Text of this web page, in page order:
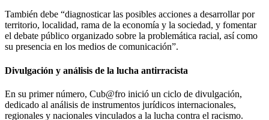
También debe “diagnosticar las posibles acciones a desarrollar por
territorio, localidad, rama de la economía y la sociedad, y fomentar
el debate público organizado sobre la problemática racial, así como
su presencia en los medios de comunicación”.
Divulgación y análisis de la lucha antirracista
En su primer número, Cub@fro inició un ciclo de divulgación,
dedicado al análisis de instrumentos jurídicos internacionales,
regionales y nacionales vinculados a la lucha contra el racismo.